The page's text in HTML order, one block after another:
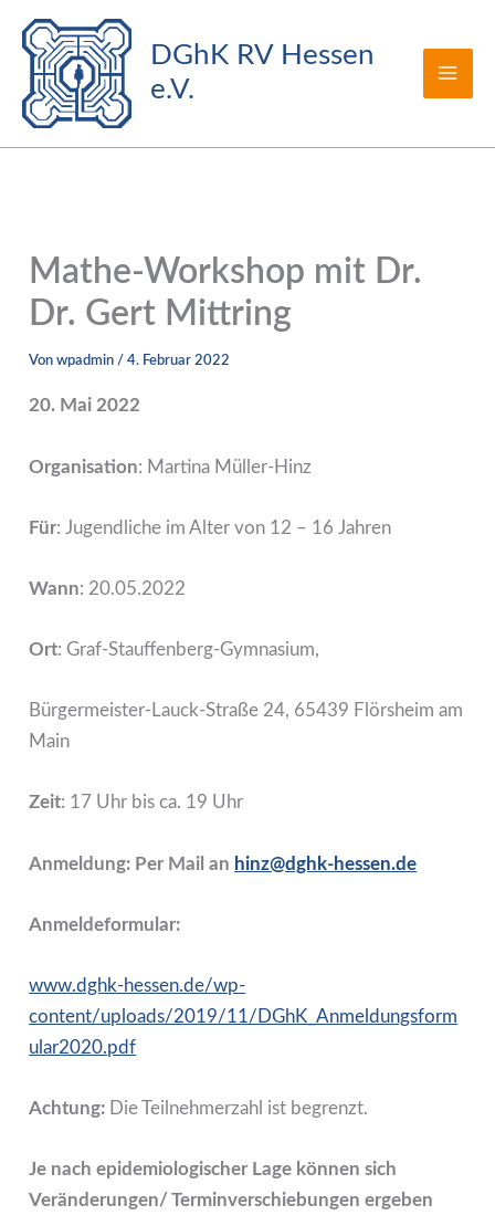
Inhalt
springen
DGhK RV Hessen
e.V.
Mathe-Workshop mit Dr.
Dr. Gert Mittring
Vonwpadmin/4. Februar 2022
20. Mai 2022
Organisation: Martina Müller-Hinz
Für: Jugendliche im Alter von 12 – 16 Jahren
Wann: 20.05.2022
Ort: Graf-Stauffenberg-Gymnasium,
Bürgermeister-Lauck-Straße 24, 65439 Flörsheim am
Main
Zeit: 17 Uhr bis ca. 19 Uhr
Anmeldung: Per Mail an hinz@dghk-hessen.de
Anmeldeformular:
www.dghk-hessen.de/wp-
content/uploads/2019/11/DGhK_Anmeldungsform
ular2020.pdf
Achtung: Die Teilnehmerzahl ist begrenzt.
Je nach epidemiologischer Lage können sich
Veränderungen/ Terminverschiebungen ergeben